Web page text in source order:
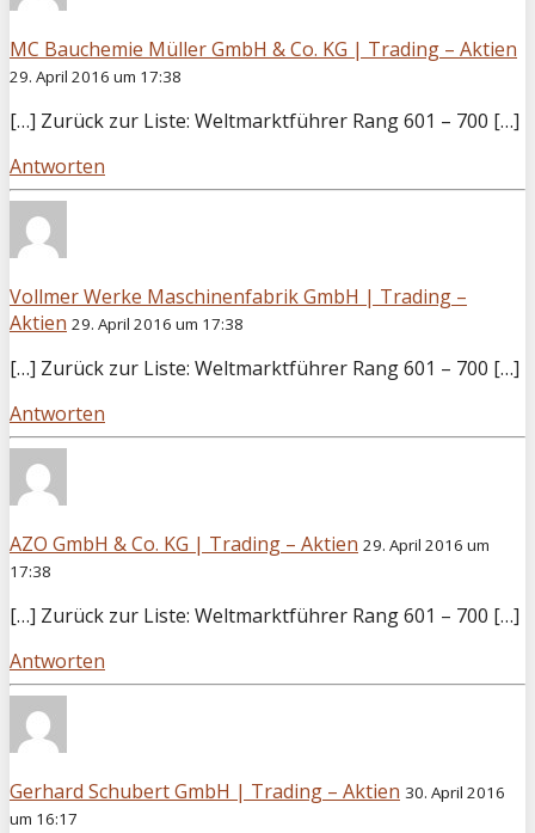
MC Bauchemie Müller GmbH & Co. KG | Trading – Aktien
29. April 2016 um 17:38
[…] Zurück zur Liste: Weltmarktführer Rang 601 – 700 […]
Antworten
Vollmer Werke Maschinenfabrik GmbH | Trading –
Aktien 29. April 2016 um 17:38
[…] Zurück zur Liste: Weltmarktführer Rang 601 – 700 […]
Antworten
AZO GmbH & Co. KG | Trading – Aktien 29. April 2016 um
17:38
[…] Zurück zur Liste: Weltmarktführer Rang 601 – 700 […]
Antworten
Gerhard Schubert GmbH | Trading – Aktien 30. April 2016
um 16:17